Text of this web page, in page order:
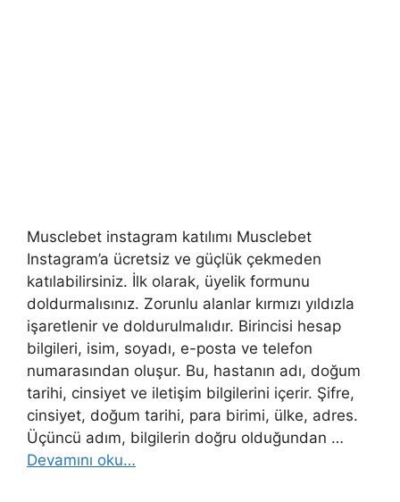
Musclebet instagram katılımı Musclebet
Instagram’a ücretsiz ve güçlük çekmeden
katılabilirsiniz. İlk olarak, üyelik formunu
doldurmalısınız. Zorunlu alanlar kırmızı yıldızla
işaretlenir ve doldurulmalıdır. Birincisi hesap
bilgileri, isim, soyadı, e-posta ve telefon
numarasından oluşur. Bu, hastanın adı, doğum
tarihi, cinsiyet ve iletişim bilgilerini içerir. Şifre,
cinsiyet, doğum tarihi, para birimi, ülke, adres.
Üçüncü adım, bilgilerin doğru olduğundan …
Devamını oku…